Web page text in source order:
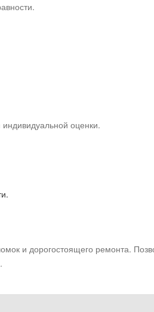
оценки.
и дорогостоящего ремонта.